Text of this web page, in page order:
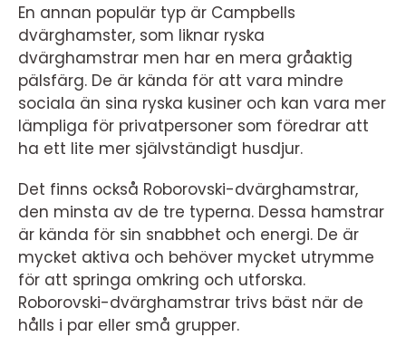
En annan populär typ är Campbells
dvärghamster, som liknar ryska
dvärghamstrar men har en mera gråaktig
pälsfärg. De är kända för att vara mindre
sociala än sina ryska kusiner och kan vara mer
lämpliga för privatpersoner som föredrar att
ha ett lite mer självständigt husdjur.
Det finns också Roborovski-dvärghamstrar,
den minsta av de tre typerna. Dessa hamstrar
är kända för sin snabbhet och energi. De är
mycket aktiva och behöver mycket utrymme
för att springa omkring och utforska.
Roborovski-dvärghamstrar trivs bäst när de
hålls i par eller små grupper.